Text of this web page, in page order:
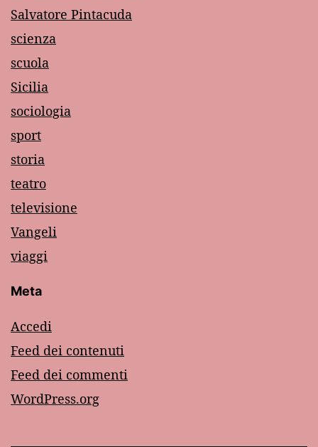
Salvatore Pintacuda
scienza
scuola
Sicilia
sociologia
sport
storia
teatro
televisione
Vangeli
viaggi
Meta
Accedi
Feed dei contenuti
Feed dei commenti
WordPress.org